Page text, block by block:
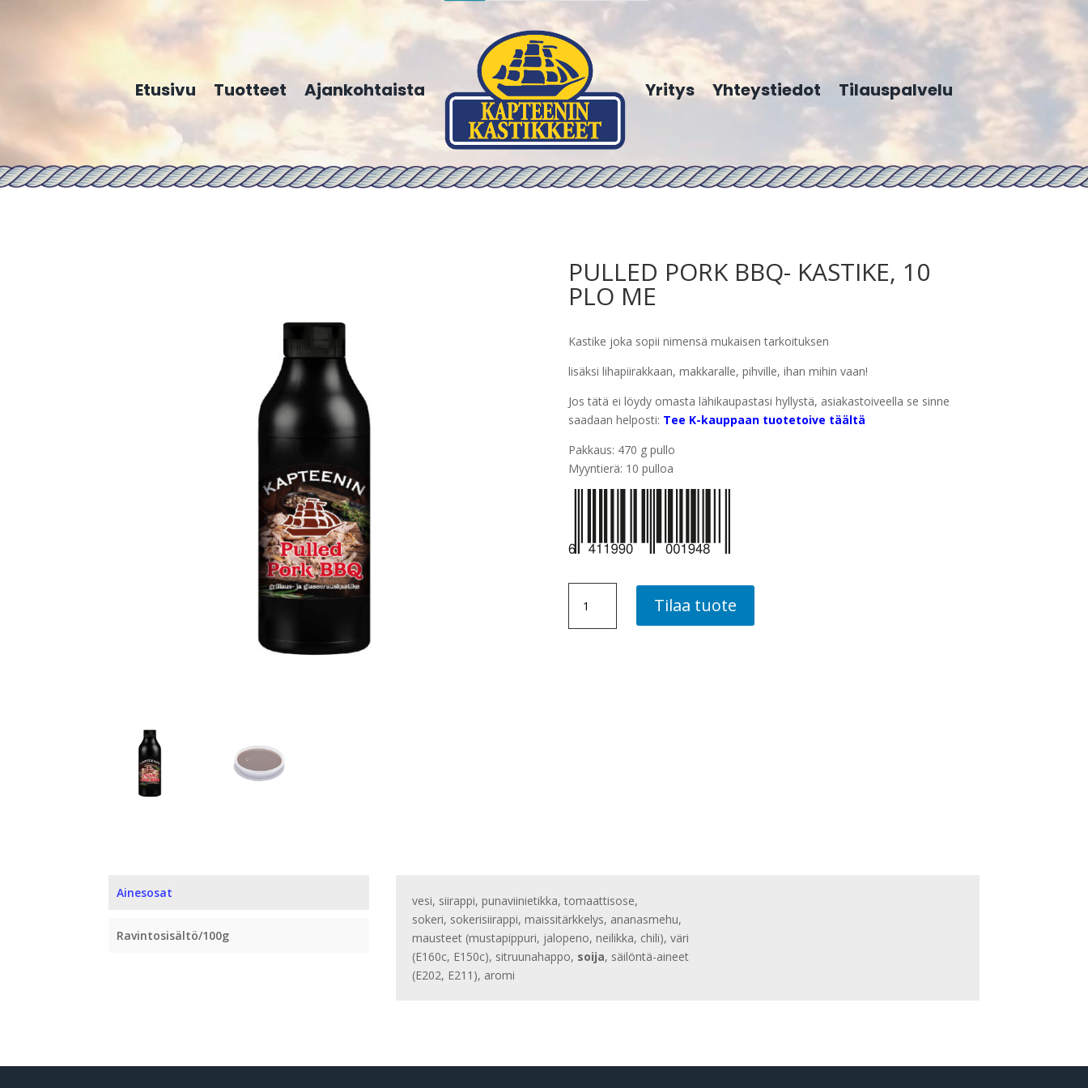
Etusivu Tuotteet Ajankohtaista Yritys Yhteystiedot Tilauspalvelu
PULLED PORK BBQ- KASTIKE, 10
PLO ME
Kastike joka sopii nimensä mukaisen tarkoituksen
lisäksi lihapiirakkaan, makkaralle, pihville, ihan mihin vaan!
Jos tätä ei löydy omasta lähikaupastasi hyllystä, asiakastoiveella se sinne
saadaan helposti: Tee K-kauppaan tuotetoive täältä
Pakkaus: 470 g pullo
Myyntierä: 10 pulloa
PORK
BBQ-
Tilaa tuote
Ainesosat
Ravintosisältö/100g
vesi, siirappi, punaviinietikka, tomaattisose,
sokeri, sokerisiirappi, maissitärkkelys, ananasmehu,
mausteet (mustapippuri, jalopeno, neilikka, chili), väri
(E160c, E150c), sitruunahappo, soija, säilöntä-aineet
(E202, E211), aromi